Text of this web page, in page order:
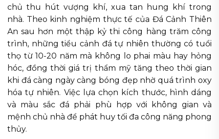
chủ thu hút vượng khí, xua tan hung khí trong
nhà. Theo kinh nghiệm thực tế của Đá Cảnh Thiên
An sau hơn một thập kỷ thi công hàng trăm công
trình, những tiểu cảnh đá tự nhiên thường có tuổi
thọ từ 10-20 năm mà không lo phai màu hay hỏng
hóc, đồng thời giá trị thẩm mỹ tăng theo thời gian
khi đá càng ngày càng bóng đẹp nhờ quá trình oxy
hóa tự nhiên. Việc lựa chọn kích thước, hình dáng
và màu sắc đá phải phù hợp với không gian và
mệnh chủ nhà để phát huy tối đa công năng phong
thủy.